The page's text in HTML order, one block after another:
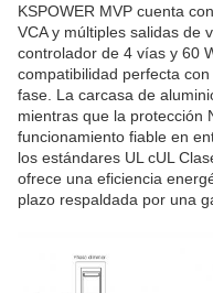
KSPOWER MVP cuenta
VCA y múltiples salidas de
controlador de 4 vías y 60
compatibilidad perfecta
fase. La carcasa de
mientras que la protección
funcionamiento fiable en
los estándares UL cUL
ofrece una eficiencia
plazo respaldada por una